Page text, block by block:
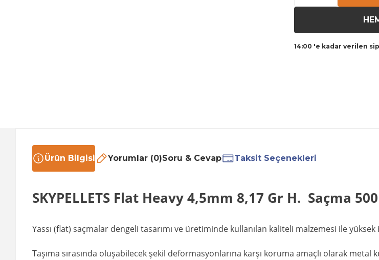
14:00 'e kadar verilen
Ürün Bilgisi Yorumlar (0)Soru & Cevap Taksit Seçenekleri
SKYPELLETS Flat Heavy 4,5mm 8,17 Gr H. Saçma
Yassı (flat) saçmalar dengeli tasarımı ve üretiminde kullanılan kaliteli malzemesi ile
Taşıma sırasında oluşabilecek şekil deformasyonlarına karşı koruma amaçlı olarak metal